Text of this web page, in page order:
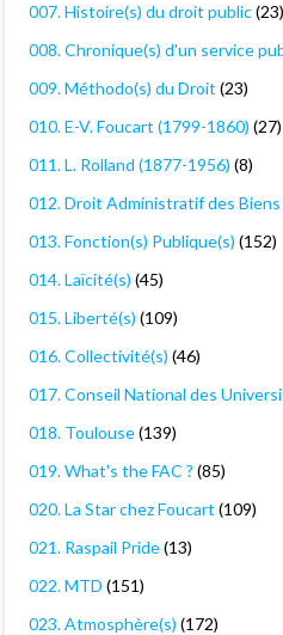
007. Histoire(s) du droit public(23)
008. Chronique(s) d'un service
009. Méthodo(s) du Droit (23)
010. E-V. Foucart (1799-1860) (27)
011. L. Rolland (1877-1956) (8)
012. Droit Administratif des Biens
013. Fonction(s) Publique(s) (152)
014. Laïcité(s) (45)
015. Liberté(s) (109)
016. Collectivité(s) (46)
017. Conseil National des
018. Toulouse(139)
019. What's the FAC ? (85)
020. La Star chez Foucart (109)
021. Raspail Pride(13)
022. MTD (151)
023. Atmosphère(s) (172)